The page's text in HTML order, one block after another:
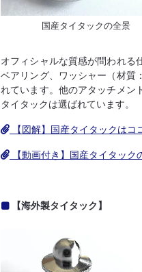
国産タイタックの全景
オフィシャルな質感が問われる
ベアリング、ワッシャー（材質
れています。他のアタッチメン
タイタックは選ばれています。
【図解】国産タイタックはコ
【動画付き】国産タイタック
【海外製タイタック】